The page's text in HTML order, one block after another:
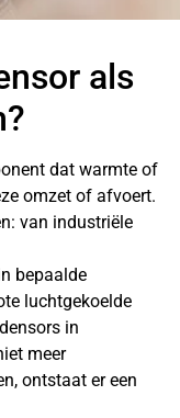
als
dat warmte of
omzet of afvoert.
van industriële
bepaalde
luchtgekoelde
in
meer
ontstaat er een